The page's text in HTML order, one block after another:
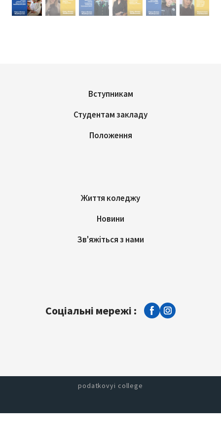
Вступникам
Студентам закладу
Положення
Життя коледжу
Новини
Зв'яжіться з нами
Соціальні мережі :
podatkovyi college